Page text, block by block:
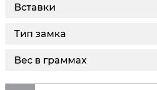
Вставки
Тип замка
Вес в граммах